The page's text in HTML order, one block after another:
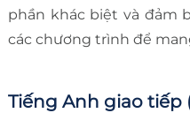
phần khác biệt và đảm
các chương trình để
Tiếng Anh giao tiếp